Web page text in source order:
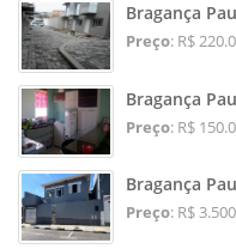
Bragança
Preço: R$
Bragança
Preço: R$
Bragança
Preço: R$